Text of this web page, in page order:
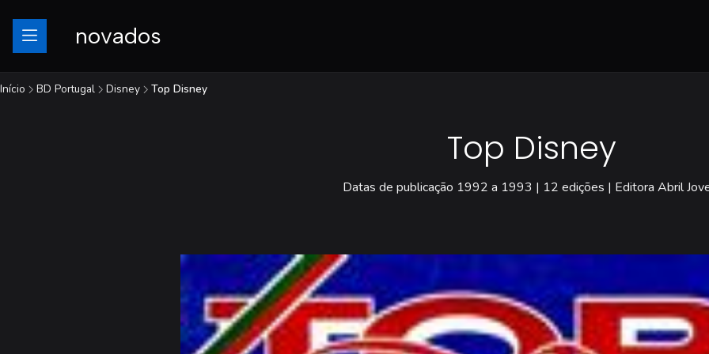
novados
Início BD Portugal Disney Top Disney
Top Disney
Datas de publicação 1992 a 1993 | 12 edições | Editora Abril